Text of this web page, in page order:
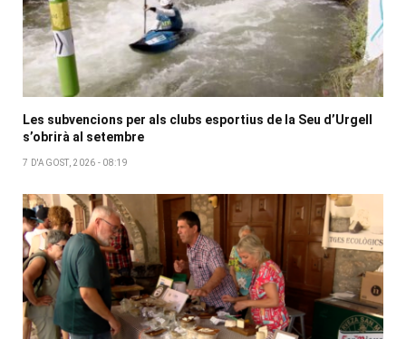
Les subvencions per als clubs esportius de la Seu d’Urgell
s’obrirà al setembre
7 D'AGOST, 2026 - 08:19